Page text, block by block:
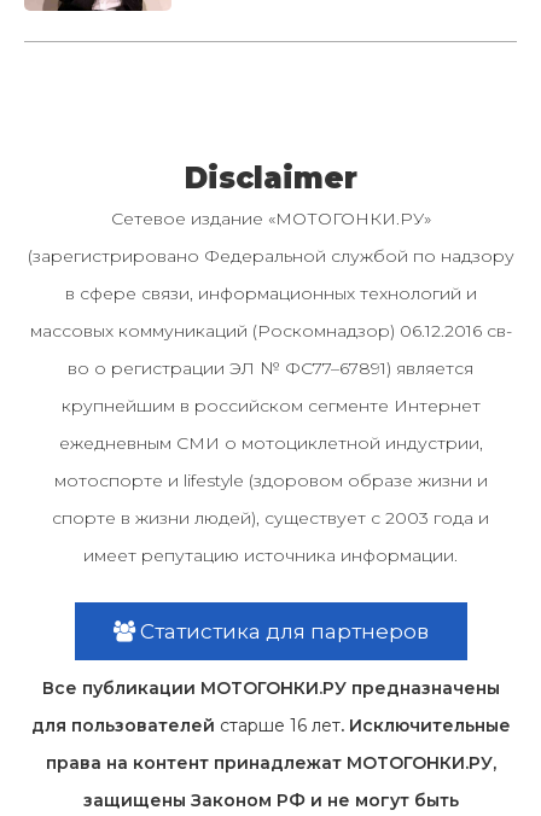
Disclaimer
Сетевое издание «МОТОГОНКИ.РУ»
(зарегистрировано Федеральной службой по надзору
в сфере связи, информационных технологий и
массовых коммуникаций (Роскомнадзор) 06.12.2016 св-
во о регистрации ЭЛ № ФС77–67891) является
крупнейшим в российском сегменте Интернет
ежедневным СМИ о мотоциклетной индустрии,
мотоспорте и lifestyle (здоровом образе жизни и
спорте в жизни людей), существует с 2003 года и
имеет репутацию источника информации.
Статистика для партнеров
Все публикации МОТОГОНКИ.РУ предназначены
для пользователей старше 16 лет. Исключительные
права на контент принадлежат МОТОГОНКИ.РУ,
защищены Законом РФ и не могут быть